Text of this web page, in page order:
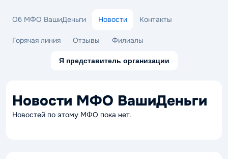
Об МФО ВашиДеньги Новости Контакты
Горячая линия Отзывы Филиалы
Я представитель организации
Новости МФО ВашиДеньги
Новостей по этому МФО пока нет.